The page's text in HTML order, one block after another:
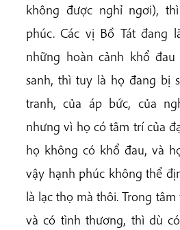
không được nghỉ ngơi),
phúc. Các vị Bồ Tát đang
những hoàn cảnh khổ
sanh, thì tuy là họ đang bị
tranh, của áp bức, của
nhưng vì họ có tâm trí của
họ không có khổ đau, và
vậy hạnh phúc không thể
là lạc thọ mà thôi. Trong
và có tình thương, thì dù